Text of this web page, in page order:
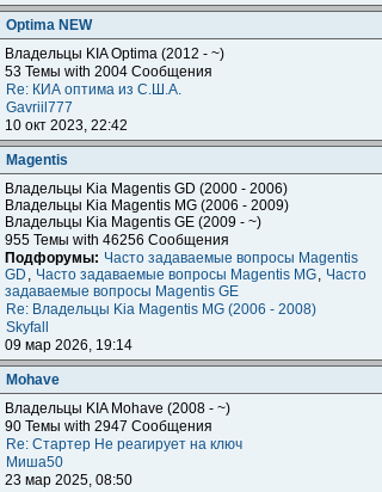
Optima NEW
Владельцы KIA Optima (2012 - ~)
53 Темы with 2004 Сообщения
Re: КИА оптима из С.Ш.А.
Gavriil777
10 окт 2023, 22:42
Magentis
Владельцы Kia Magentis GD (2000 - 2006)
Владельцы Kia Magentis MG (2006 - 2009)
Владельцы Kia Magentis GE (2009 - ~)
955 Темы with 46256 Сообщения
Подфорумы: Часто задаваемые вопросы Magentis
GD , Часто задаваемые вопросы Magentis MG, Часто
задаваемые вопросы Magentis GE
Re: Владельцы Kia Magentis MG (2006 - 2008)
Skyfall
09 мар 2026, 19:14
Mohave
Владельцы KIA Mohave (2008 - ~)
90 Темы with 2947 Сообщения
Re: Стартер Не реагирует на ключ
Миша50
23 мар 2025, 08:50